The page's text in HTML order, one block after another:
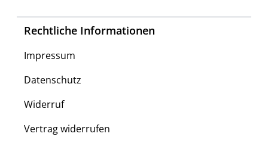
Rechtliche Informationen
Impressum
Datenschutz
Widerruf
Vertrag widerrufen